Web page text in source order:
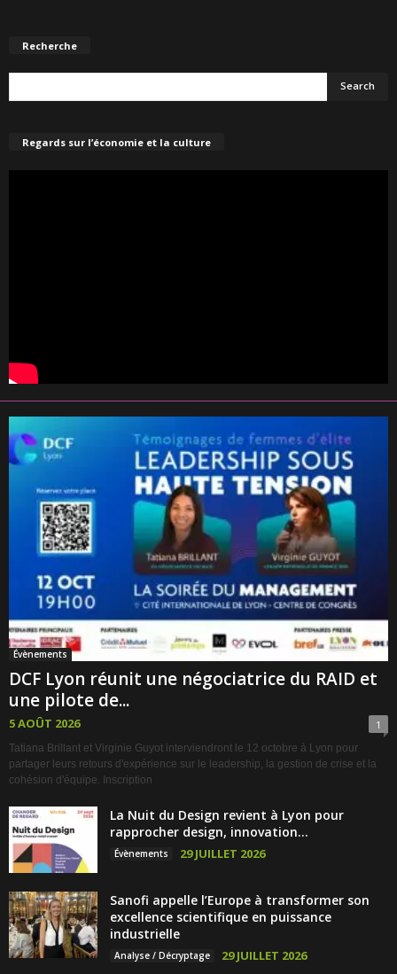
Recherche
Regards sur l’économie et la culture
Évènements
DCF Lyon réunit une négociatrice du RAID et
une pilote de...
5 AOÛT 2026 1
Tatiana Brillant et Virginie Guyot interviendront le 12 octobre à Lyon pour
partager leurs retours d'expérience sur le leadership, la gestion de crise et la
cohésion d'équipe. Inscription
La Nuit du Design revient à Lyon pour
rapprocher design, innovation...
Évènements 29 JUILLET 2026
Sanofi appelle l’Europe à transformer son
excellence scientifique en puissance
industrielle
Analyse / Décryptage 29 JUILLET 2026